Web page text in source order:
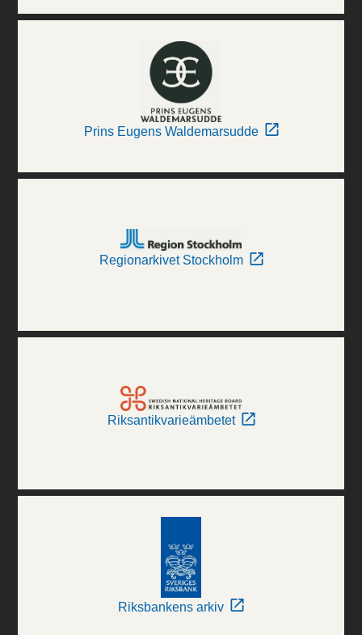
Prins Eugens Waldemarsudde
Regionarkivet Stockholm
Riksantikvarieämbetet
Riksbankens arkiv